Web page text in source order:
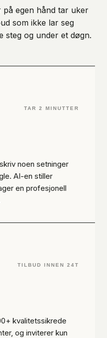
på egen hånd tar uker
som ikke lar seg
steg og under et døgn.
TAR 2 MINUTTER
noen setninger
AI-en stiller
en profesjonell
TILBUD INNEN 24T
kvalitetssikrede
og inviterer kun